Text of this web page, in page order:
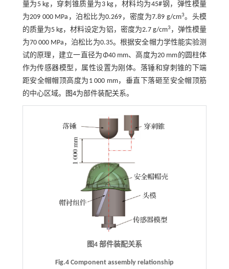
量为5 kg，穿刺锥质量为3 kg，材料均为45#钢，弹性模量
为209 000 MPa，泊松比为0.269，密度为7.89 g/cm3。头模
的质量为5 kg，材料设定为铝，密度为2.7 g/cm3 ，弹性模量
为70 000 MPa，泊松比为0.35。根据安全帽力学性能实验测
试的原理，建立一直径为Φ40 mm、高度为20 mm的圆柱体
作为传感器模型，属性设置为刚体。落锤和穿刺锥的下端
距安全帽帽顶高度为1 000 mm，垂直下落砸至安全帽顶筋
的中心区域。
图4为部件装配关系。
图4 部件装配关系
Fig.4 Component assembly relationship